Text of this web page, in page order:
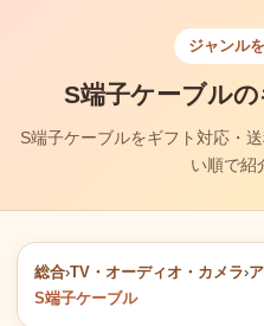
ジャンル
S端子ケーブル
S端子ケーブルをギフト対応・
い順で紹
総合›TV・オーディオ・カメラ›
S端子ケーブル